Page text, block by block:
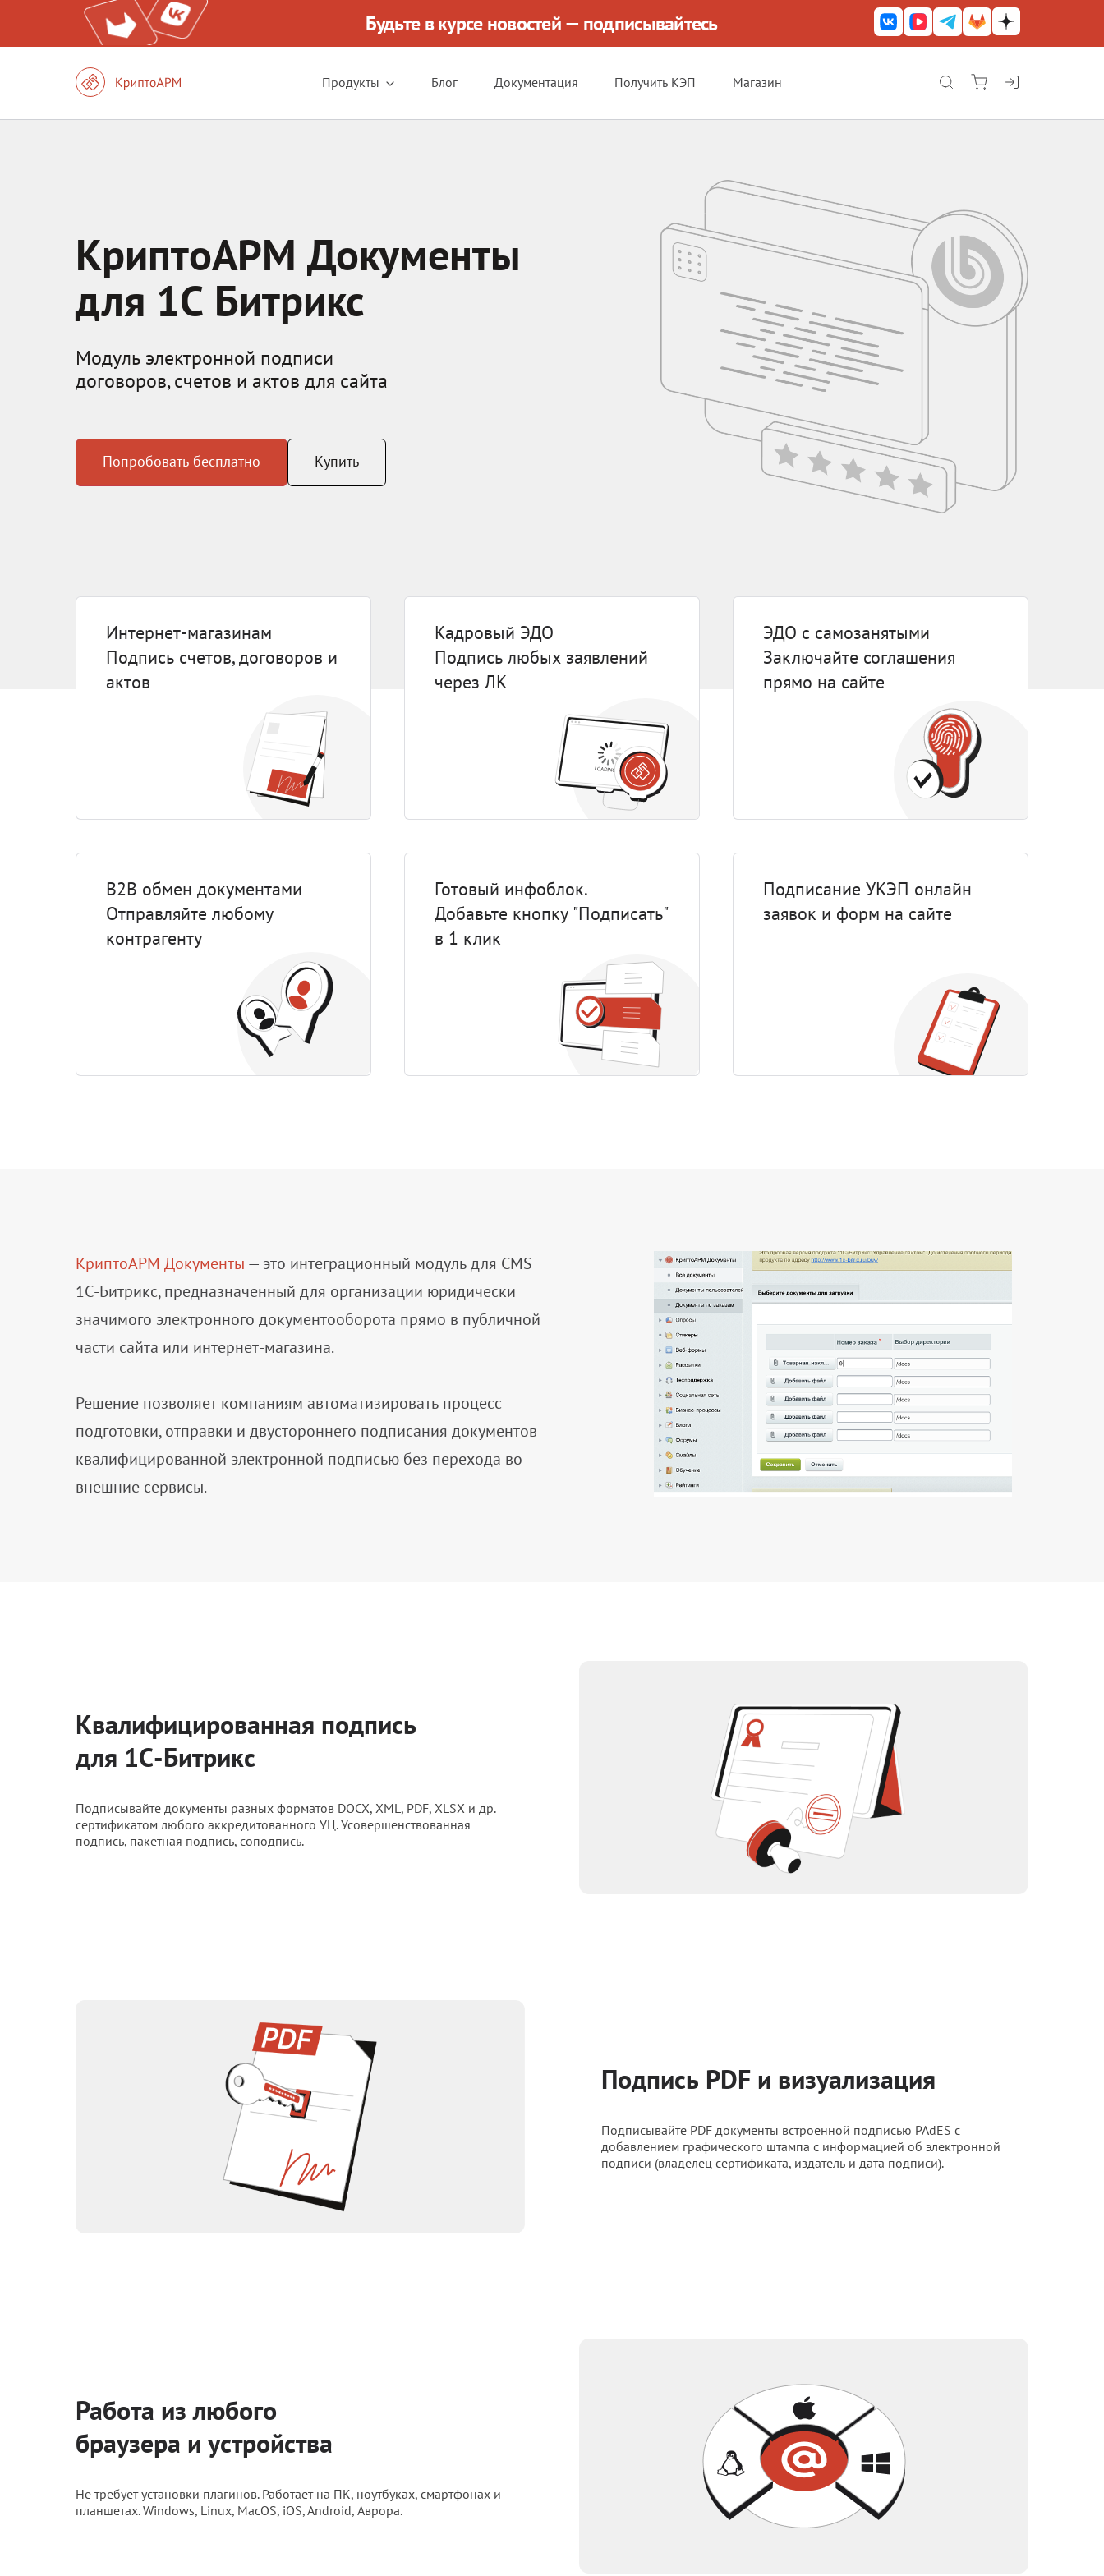
Будьте в курсе новостей — подписывайтесь
Продукты Блог Документация Получить КЭП Магазин
КриптоАРМ ГОСТ
Железный почтовый ящик
КриптоАРМ Mobile
КриптоАРМ ID
КриптоАРМ Документы
Получить КЭП
Магазин
КриптоАРМ Документы
для 1С Битрикс
Модуль электронной подписи
договоров, счетов и актов для сайта
Попробовать бесплатно Купить
Интернет-магазинам
Подпись счетов, договоров и
актов
Кадровый ЭДО
Подпись любых заявлений
через ЛК
ЭДО с самозанятыми
Заключайте соглашения
прямо на сайте
В2B обмен документами
Отправляйте любому
контрагенту
Готовый инфоблок.
Добавьте кнопку "Подписать"
в 1 клик
Подписание УКЭП онлайн
заявок и форм на сайте
КриптоАРМ Документы — это интеграционный модуль для CMS
1С-Битрикс, предназначенный для организации юридически
значимого электронного документооборота прямо в публичной
части сайта или интернет-магазина.
Решение позволяет компаниям автоматизировать процесс
подготовки, отправки и двустороннего подписания документов
квалифицированной электронной подписью без перехода во
внешние сервисы.
Квалифицированная подпись
для 1С-Битрикс
Подписывайте документы разных форматов DOCX, XML, PDF, XLSX и др.
сертификатом любого аккредитованного УЦ. Усовершенствованная
подпись, пакетная подпись, соподпись.
Подпись PDF и визуализация
Подписывайте PDF документы встроенной подписью PAdES с
добавлением графического штампа c информацией об электронной
подписи (владелец сертификата, издатель и дата подписи).
Работа из любого
браузера и устройства
Не требует установки плагинов. Работает на ПК, ноутбуках, смартфонах и
планшетах. Windows, Linux, MacOS, iOS, Android, Аврора.